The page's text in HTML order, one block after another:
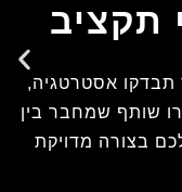
תקציב
אסטרטגיה,
שותף שמחבר בין
בצורה מדויקת